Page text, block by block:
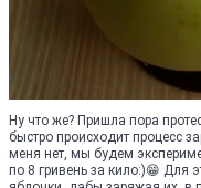
Ну что же? Пришла пора
быстро происходит процесс
меня нет, мы будем
по 8 гривень за кило:)😁 Для